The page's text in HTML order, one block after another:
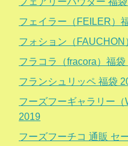
フェイラー（FEILER）
フォション（FAUCHON
フラコラ（fracora）福袋
フランシュリッペ 福袋
フーズフーギャラリー（
2019
フーズフーチコ 通販 セ